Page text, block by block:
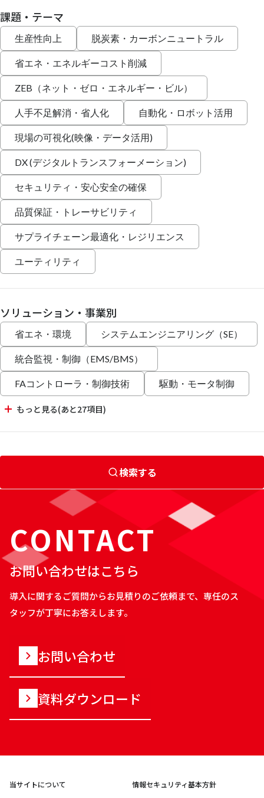
課題・テーマ
生産性向上 脱炭素・カーボンニュートラル
省エネ・エネルギーコスト削減
ZEB（ネット・ゼロ・エネルギー・ビル）
人手不足解消・省人化 自動化・ロボット活用
現場の可視化(映像・データ活用)
DX (デジタルトランスフォーメーション)
セキュリティ・安心安全の確保
品質保証・トレーサビリティ
サプライチェーン最適化・レジリエンス
ユーティリティ
ソリューション・事業別
省エネ・環境 システムエンジニアリング（SE）
統合監視・制御（EMS/BMS）
FAコントローラ・制御技術 駆動・モータ制御
もっと見る(あと27項目)
検索する
CONTACT
お問い合わせはこちら
導入に関するご質問からお見積りのご依頼まで、専任のス
タッフが丁寧にお答えします。
お問い合わせ
資料ダウンロード
当サイトについて 情報セキュリティ基本方針